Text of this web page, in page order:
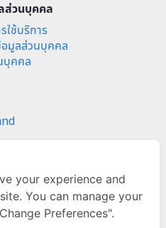
ส่วนบุคคล
ใช้บริการ
มูลส่วนบุคคล
บุคคล
your experience and
You can manage your
Preferences".